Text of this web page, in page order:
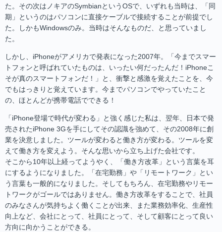
た。その次はノキアのSymbianというOSで、いずれも当時は、「同
期」というのはパソコンに直接ケーブルで接続することが前提でし
た。しかもWindowsのみ。当時はそんなものだ、と思っていまし
た。
しかし、iPhoneがアメリカで発表になった2007年。「今までスマー
トフォンと呼ばれていたものは、いったい何だったんだ！iPhoneこ
そが真のスマートフォンだ！」と、衝撃と感激を覚えたことを、今
でもはっきりと覚えています。今までパソコンでやっていたこと
の、ほとんどが携帯電話でできる！
「iPhone登場で時代が変わる」と強く感じた私は、翌年、日本で発
売されたiPhone 3Gを手にしてその認識を強めて、その2008年に創
業を決意しました。ツールが変わると働き方が変わる。ツールを変
えて働き方を変えよう。そんな思いから立ち上げた会社です。
そこから10年以上経ってようやく、「働き方改革」という言葉を耳
にするようになりました。「在宅勤務」や「リモートワーク」とい
う言葉も一般的になりました。そしてもちろん、在宅勤務やリモー
トワークがゴールではありません。働き方改革をすることで、社員
のみなさんが気持ちよく働くことが出来、また業務効率化、生産性
向上など、会社にとって、社員にとって、そして顧客にとって良い
方向に向かうことができる。